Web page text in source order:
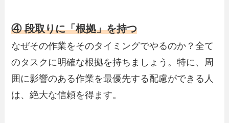
④ 段取りに「根拠」を持つ
なぜその作業をそのタイミングでやるのか？全て
のタスクに明確な根拠を持ちましょう。特に、周
囲に影響のある作業を最優先する配慮ができる人
は、絶大な信頼を得ます。